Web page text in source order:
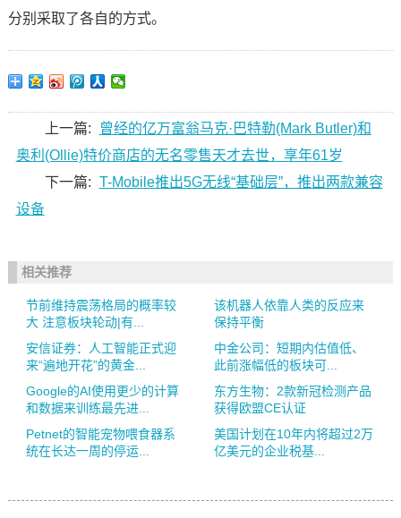
分别采取了各自的方式。
上一篇:
曾经的亿万富翁马克·巴特勒(Mark Butler)和
奥利(Ollie)特价商店的无名零售天才去世，享年61岁
下一篇: T-Mobile推出5G无线“基础层”，推出两款兼容
设备
相关推荐
节前维持震荡格局的概率较
大 注意板块轮动|有...
该机器人依靠人类的反应来
保持平衡
安信证券：人工智能正式迎
来“遍地开花”的黄金...
中金公司：短期内估值低、
此前涨幅低的板块可...
Google的AI使用更少的计算
和数据来训练最先进...
东方生物：2款新冠检测产品
获得欧盟CE认证
Petnet的智能宠物喂食器系
统在长达一周的停运...
美国计划在10年内将超过2万
亿美元的企业税基...